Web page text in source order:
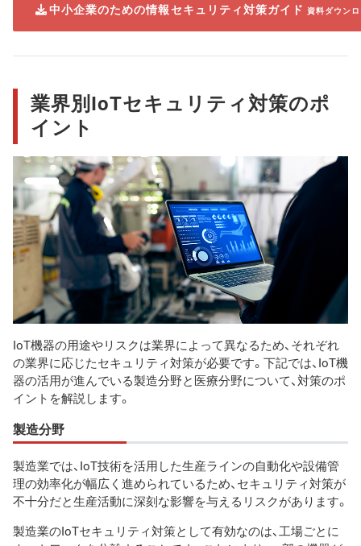
中小企業のための情報セキュリティ対策ガイド資料ダウンロ
業界別IoTセキュリティ対策のポ
イント
IoT機器の用途やリスクは業界によって異なるため、それぞれ
の業界に応じたセキュリティ対策が必要です。下記では、IoT機
器の活用が進んでいる製造分野と医療分野について、対策のポ
イントを解説します。
製造分野
製造業では、IoT技術を活用した生産ラインの自動化や設備管
理の効率化が幅広く進められているため、セキュリティ対策が
不十分だと生産活動に深刻な影響を与えるリスクがあります。
製造業のIoTセキュリティ対策として有効なのは、工場ごとに